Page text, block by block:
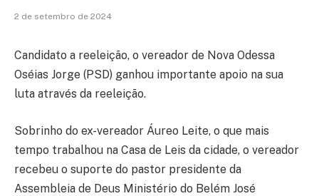
2 de setembro de 2024
Candidato a reeleição, o vereador de Nova Odessa
Oséias Jorge (PSD) ganhou importante apoio na sua
luta através da reeleição.
Sobrinho do ex-vereador Áureo Leite, o que mais
tempo trabalhou na Casa de Leis da cidade, o vereador
recebeu o suporte do pastor presidente da
Assembleia de Deus Ministério do Belém José